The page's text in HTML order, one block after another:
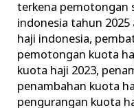
terkena pemotongan
indonesia tahun 2025
haji indonesia,
pemotongan kuota
kuota haji 2023,
penambahan kuota
pengurangan kuota